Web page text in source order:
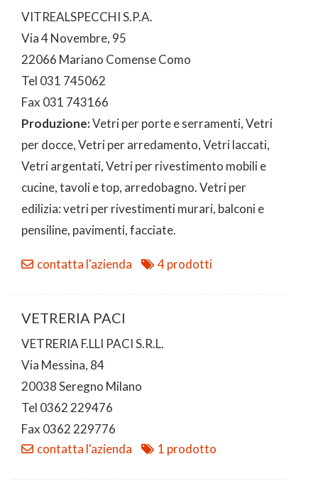
VITREALSPECCHI S.P.A.
Via 4 Novembre, 95
22066 Mariano Comense Como
Tel 031 745062
Fax 031 743166
Produzione:Vetri per porte e serramenti, Vetri
per docce, Vetri per arredamento, Vetri laccati,
Vetri argentati, Vetri per rivestimento mobili e
cucine, tavoli e top, arredobagno. Vetri per
edilizia: vetri per rivestimenti murari, balconi e
pensiline, pavimenti, facciate.
contatta l'azienda 4 prodotti
VETRERIA PACI
VETRERIA F.LLI PACI S.R.L.
Via Messina, 84
20038 Seregno Milano
Tel 0362 229476
Fax 0362 229776
contatta l'azienda
1 prodotto